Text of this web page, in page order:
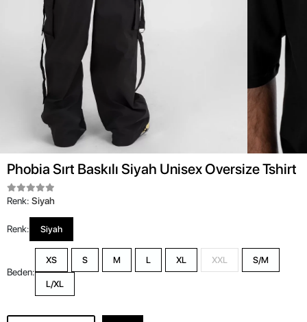
Phobia Sırt Baskılı Siyah Unisex Oversize Tshirt
Renk: Siyah
Renk: Siyah
Beden:
XS S M L XL XXL S/M
L/XL